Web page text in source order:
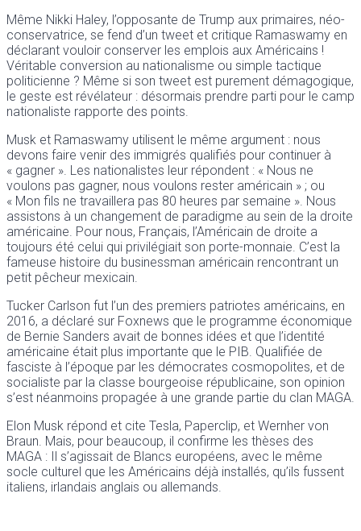
Même Nikki Haley, l’opposante de Trump aux primaires, néo-
conservatrice, se fend d’un tweet et critique Ramaswamy en
déclarant vouloir conserver les emplois aux Américains !
Véritable conversion au nationalisme ou simple tactique
politicienne ? Même si son tweet est purement démagogique,
le geste est révélateur : désormais prendre parti pour le camp
nationaliste rapporte des points.
Musk et Ramaswamy utilisent le même argument : nous
devons faire venir des immigrés qualifiés pour continuer à
« gagner ». Les nationalistes leur répondent : « Nous ne
voulons pas gagner, nous voulons rester américain » ; ou
« Mon fils ne travaillera pas 80 heures par semaine ». Nous
assistons à un changement de paradigme au sein de la droite
américaine. Pour nous, Français, l’Américain de droite a
toujours été celui qui privilégiait son porte-monnaie. C’est la
fameuse histoire du businessman américain rencontrant un
petit pêcheur mexicain.
Tucker Carlson fut l’un des premiers patriotes américains, en
2016, a déclaré sur Foxnews que le programme économique
de Bernie Sanders avait de bonnes idées et que l’identité
américaine était plus importante que le PIB. Qualifiée de
fasciste à l’époque par les démocrates cosmopolites, et de
socialiste par la classe bourgeoise républicaine, son opinion
s’est néanmoins propagée à une grande partie du clan MAGA.
Elon Musk répond et cite Tesla, Paperclip, et Wernher von
Braun. Mais, pour beaucoup, il confirme les thèses des
MAGA : Il s’agissait de Blancs européens, avec le même
socle culturel que les Américains déjà installés, qu’ils fussent
italiens, irlandais anglais ou allemands.